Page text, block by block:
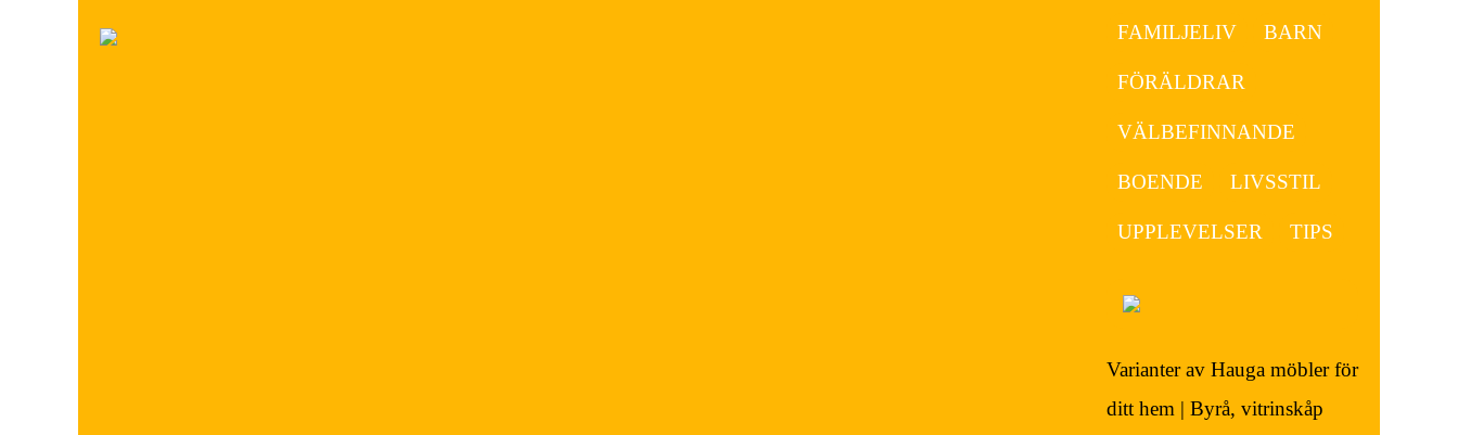
FAMILJELIV BARN
FÖRÄLDRAR
VÄLBEFINNANDE
BOENDE LIVSSTIL
UPPLEVELSER TIPS
Varianter av Hauga möbler för
ditt hem | Byrå, vitrinskåp